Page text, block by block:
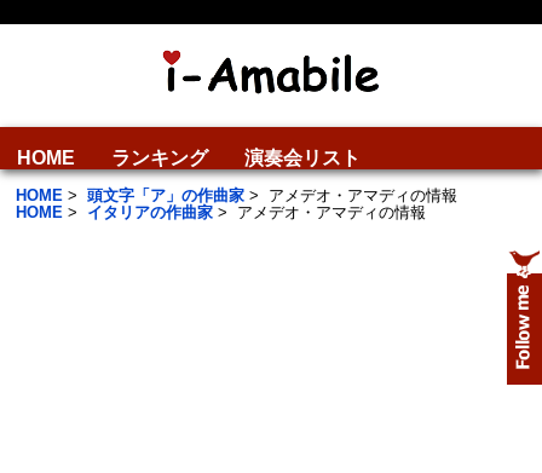
HOME ランキング 演奏会リスト
HOME > 頭文字「ア」の作曲家 > アメデオ・アマディの情報
HOME > イタリアの作曲家 > アメデオ・アマディの情報